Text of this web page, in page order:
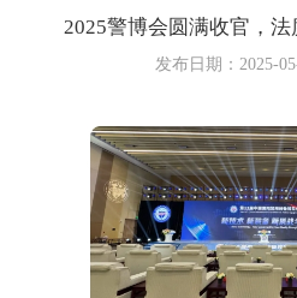
2025警博会圆满收官，
发布日期：2025-